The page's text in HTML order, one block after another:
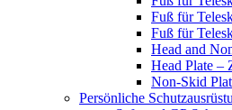
Fuß für
Fuß für
Head and
Head Plate –
Non-Skid
Persönliche